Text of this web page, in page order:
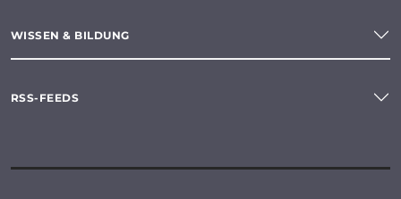
WISSEN & BILDUNG
RSS-FEEDS